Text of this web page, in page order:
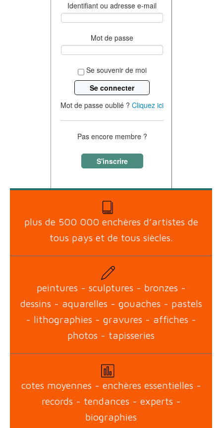
Identifiant ou adresse e-mail
Mot de passe
Se souvenir de moi
Mot de passe oublié ?Cliquez ici
Pas encore membre ?
plus de 500 000 enchères d’artistes de
tous pays et de tous siècles.
peintures - sculptures - bronzes -
dessins - aquarelles - gouaches - pastels
- lithographies - gravures - affiches -
photos - tapisseries
cotes moyennes - enchères essentielles -
records - tendances - experts -
biographies